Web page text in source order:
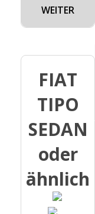
WEITER
FIAT
TIPO
SEDAN
oder
ähnlich